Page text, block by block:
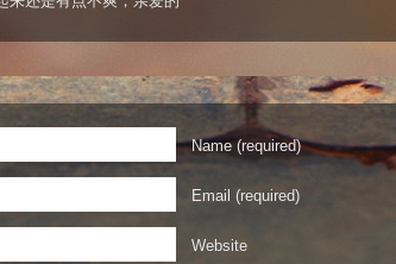
Name (required)
Email (required)
Website